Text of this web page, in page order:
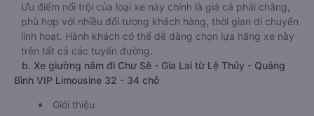
Ưu điểm nổi trội của loại xe này chính là giá cả phải chăng,
phù hợp với nhiều đối tượng khách hàng, thời gian di chuyển
linh hoạt. Hành khách có thể dễ dàng chọn lựa hãng xe này
trên tất cả các tuyến đường.
b. Xe giường nằm đi Chư Sê - Gia Lai từ Lệ Thủy - Quảng
Bình VIP Limousine 32 - 34 chỗ
Giới thiệu